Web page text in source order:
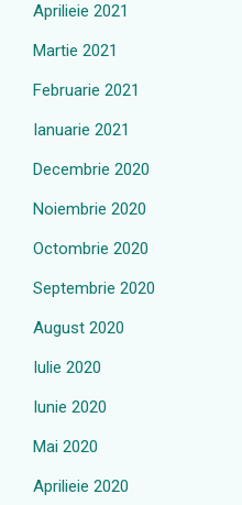
Aprilieie 2021
Martie 2021
Februarie 2021
Ianuarie 2021
Decembrie 2020
Noiembrie 2020
Octombrie 2020
Septembrie 2020
August 2020
Iulie 2020
Iunie 2020
Mai 2020
Aprilieie 2020